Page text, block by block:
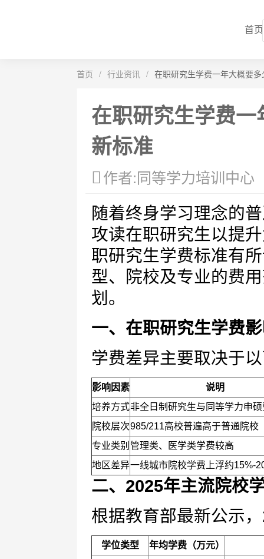
首页
首页 / 行业资讯 / 在职研究生学费一年大概要
在职研究生学费
新标准
作者:同等学力培训中心
随着终身学习理念的
攻读在职研究生以提
职研究生学费标准有
型、院校及专业的费
划。
一、在职研究生学费
学费差异主要取决于
影响因素
说明
培养方式非全日制研究生与同等学力申
院校层次985/211高校普遍高于普通院校
专业类别 管理类、医学类学费较高
地区差异一线城市院校学费上浮约15%-
二、2025年主流院校
根据教育部最新公示
学位类型
年均学费（万元）